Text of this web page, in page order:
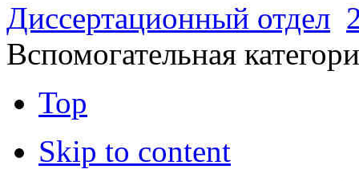
Диссертационный отдел
Вспомогательная
Top
Skip to content